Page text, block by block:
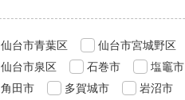
仙台市青葉区 仙台市宮城野区
仙台市泉区
石巻市 塩竈市
角田市
多賀城市 岩沼市